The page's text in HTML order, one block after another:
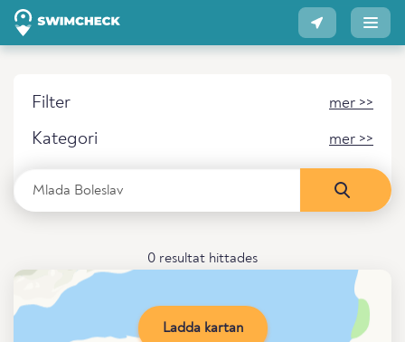
Filter mer >>
Kategori mer >>
0 resultat hittades
Ladda kartan